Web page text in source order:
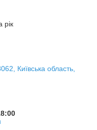
рік
Київська область,